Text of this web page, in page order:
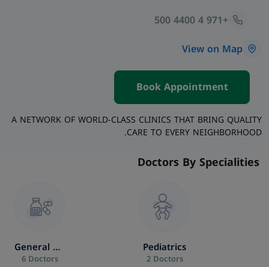
+971 4 4400 500
View on Map
Book Appointment
A NETWORK OF WORLD-CLASS CLINICS THAT BRING QUALITY
CARE TO EVERY NEIGHBORHOOD.
Doctors By Specialities
General Medicine
6 Doctors
Pediatrics
2 Doctors